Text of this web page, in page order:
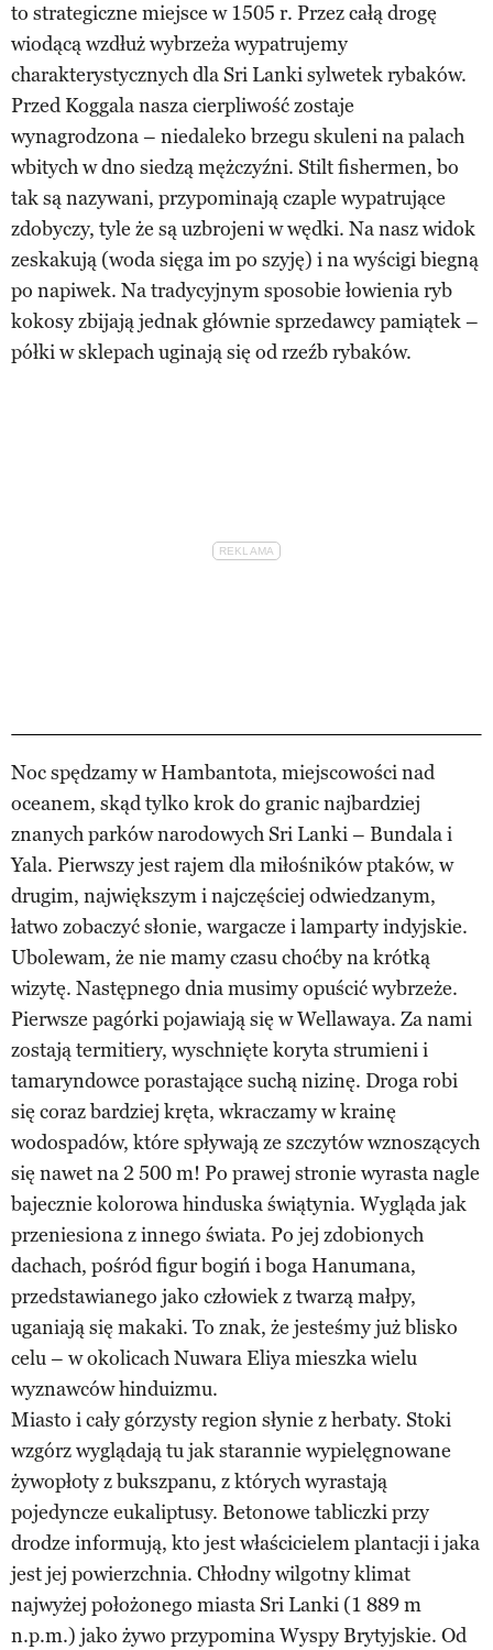
to strategiczne miejsce w 1505 r. Przez całą drogę
wiodącą wzdłuż wybrzeża wypatrujemy
charakterystycznych dla Sri Lanki sylwetek rybaków.
Przed Koggala nasza cierpliwość zostaje
wynagrodzona – niedaleko brzegu skuleni na palach
wbitych w dno siedzą mężczyźni. Stilt fishermen, bo
tak są nazywani, przypominają czaple wypatrujące
zdobyczy, tyle że są uzbrojeni w wędki. Na nasz widok
zeskakują (woda sięga im po szyję) i na wyścigi biegną
po napiwek. Na tradycyjnym sposobie łowienia ryb
kokosy zbijają jednak głównie sprzedawcy pamiątek –
półki w sklepach uginają się od rzeźb rybaków.
Noc spędzamy w Hambantota, miejscowości nad
oceanem, skąd tylko krok do granic najbardziej
znanych parków narodowych Sri Lanki – Bundala i
Yala. Pierwszy jest rajem dla miłośników ptaków, w
drugim, największym i najczęściej odwiedzanym,
łatwo zobaczyć słonie, wargacze i lamparty indyjskie.
Ubolewam, że nie mamy czasu choćby na krótką
wizytę. Następnego dnia musimy opuścić wybrzeże.
Pierwsze pagórki pojawiają się w Wellawaya. Za nami
zostają termitiery, wyschnięte koryta strumieni i
tamaryndowce porastające suchą nizinę. Droga robi
się coraz bardziej kręta, wkraczamy w krainę
wodospadów, które spływają ze szczytów wznoszących
się nawet na 2 500 m! Po prawej stronie wyrasta nagle
bajecznie kolorowa hinduska świątynia. Wygląda jak
przeniesiona z innego świata. Po jej zdobionych
dachach, pośród figur bogiń i boga Hanumana,
przedstawianego jako człowiek z twarzą małpy,
uganiają się makaki. To znak, że jesteśmy już blisko
celu – w okolicach Nuwara Eliya mieszka wielu
wyznawców hinduizmu.
Miasto i cały górzysty region słynie z herbaty. Stoki
wzgórz wyglądają tu jak starannie wypielęgnowane
żywopłoty z bukszpanu, z których wyrastają
pojedyncze eukaliptusy. Betonowe tabliczki przy
drodze informują, kto jest właścicielem plantacji i jaka
jest jej powierzchnia. Chłodny wilgotny klimat
najwyżej położonego miasta Sri Lanki (1 889 m
n.p.m.) jako żywo przypomina Wyspy Brytyjskie. Od